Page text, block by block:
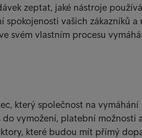
zeptat, jaké nástroje
vašich zákazníků a
svém vlastním procesu
který společnost na vymáhání
vymožení, platební možnosti
které budou mít přímý